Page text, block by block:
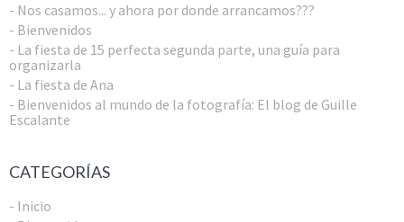
- Nos casamos... y ahora por donde arrancamos???
- Bienvenidos
- La fiesta de 15 perfecta segunda parte, una guía para
organizarla
- La fiesta de Ana
- Bienvenidos al mundo de la fotografía: El blog de Guille
Escalante
CATEGORÍAS
- Inicio